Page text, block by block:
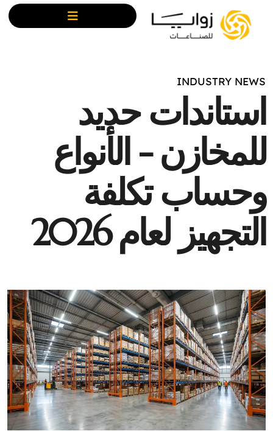
INDUSTRY NEWS
استاندات حديد
للمخازن - الأنواع
وحساب تكلفة
التجهيز لعام 2026